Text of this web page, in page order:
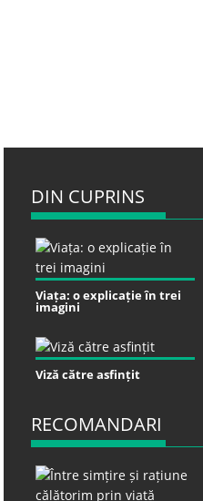
DIN CUPRINS
Viața: o explicație în trei
imagini
Viză către asfințit
RECOMANDARI